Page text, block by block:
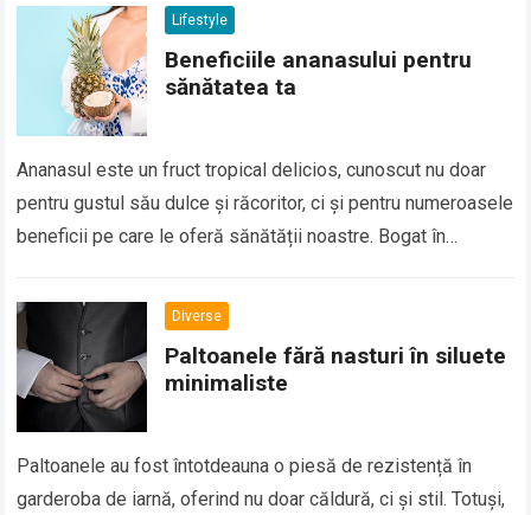
Lifestyle
Beneficiile ananasului pentru
sănătatea ta
Ananasul este un fruct tropical delicios, cunoscut nu doar
pentru gustul său dulce și răcoritor, ci și pentru numeroasele
beneficii pe care le oferă sănătății noastre. Bogat în
Diverse
Paltoanele fără nasturi în siluete
minimaliste
Paltoanele au fost întotdeauna o piesă de rezistență în
garderoba de iarnă, oferind nu doar căldură, ci și stil. Totuși,